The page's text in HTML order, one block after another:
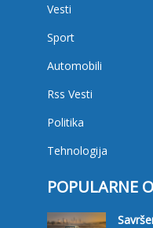
Vesti
Sport
Automobili
Rss Vesti
Politika
Tehnologija
POPULARNE